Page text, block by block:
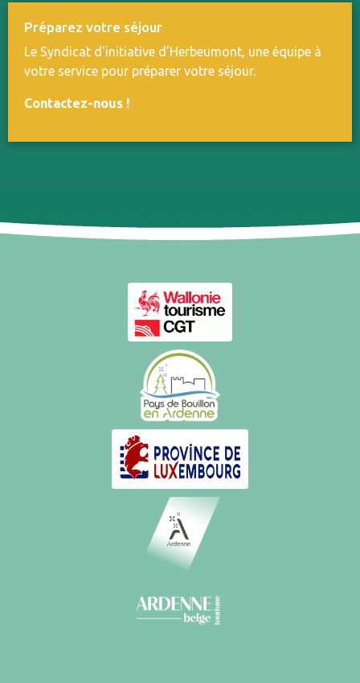
Préparez votre séjour
Le Syndicat d'initiative d'Herbeumont, une équipe à
votre service pour préparer votre séjour.
Contactez-nous !